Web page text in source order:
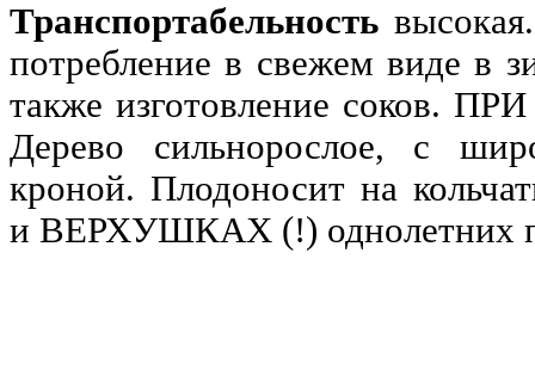
Транспортабельность
потребление в свежем виде в
также изготовление соков.
Дерево сильнорослое, с
кроной. Плодоносит на
и ВЕРХУШКАХ (!) однолетних